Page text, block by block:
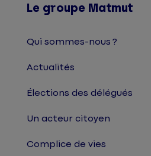
Le groupe Matmut
Qui sommes-nous ?
Actualités
Élections des délégués
Un acteur citoyen
Complice de vies